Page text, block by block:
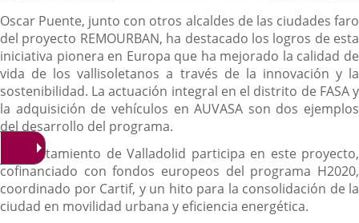
Descripción
Oscar Puente, junto con otros alcaldes de las ciudades faro
del proyecto REMOURBAN, ha destacado los logros de esta
iniciativa pionera en Europa que ha mejorado la calidad de
vida de los vallisoletanos a través de la innovación y la
sostenibilidad. La actuación integral en el distrito de FASA y
la adquisición de vehículos en AUVASA son dos ejemplos
del desarrollo del programa.
El Ayuntamiento de Valladolid participa en este proyecto,
cofinanciado con fondos europeos del programa H2020,
coordinado por Cartif, y un hito para la consolidación de la
ciudad en movilidad urbana y eficiencia energética.